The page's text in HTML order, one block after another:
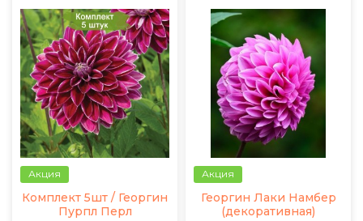
Акция
Комплект 5шт / Георгин
Пурпл Перл
Акция
Георгин Лаки Намбер
(декоративная)